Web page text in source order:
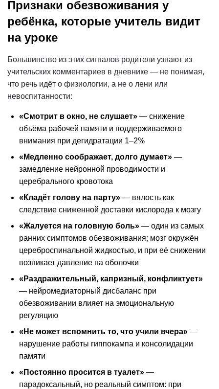
Признаки обезвоживания у
ребёнка, которые учитель видит
на уроке
Большинство из этих сигналов родители узнают из
учительских комментариев в дневнике — не понимая,
что речь идёт о физиологии, а не о лени или
невоспитанности:
«Смотрит в окно, не слушает» — снижение
объёма рабочей памяти и поддерживаемого
внимания при дегидратации 1–2%
«Медленно соображает, долго думает» —
замедление нейронной проводимости и
церебрального кровотока
«Кладёт голову на парту» — вялость как
следствие сниженной доставки кислорода к мозгу
«Жалуется на головную боль» — один из самых
ранних симптомов обезвоживания; мозг окружён
цереброспинальной жидкостью, и при её снижении
возникает давление на оболочки
«Раздражительный, капризный, конфликтует»
— нейромедиаторный дисбаланс при
обезвоживании влияет на эмоциональную
регуляцию
«Не может вспомнить то, что учили вчера» —
нарушение работы гиппокампа и консолидации
памяти
«Постоянно просится в туалет» —
парадоксальный, но реальный симптом: при